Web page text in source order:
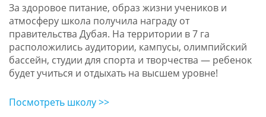
За здоровое питание, образ жизни учеников и
атмосферу школа получила награду от
правительства Дубая. На территории в 7 га
расположились аудитории, кампусы, олимпийский
бассейн, студии для спорта и творчества — ребенок
будет учиться и отдыхать на высшем уровне!
Посмотреть школу >>